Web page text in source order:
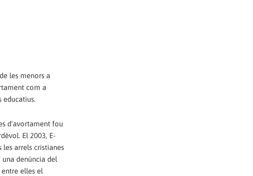
les menors a
com a
d'avortament fou
El 2003, E-
les arrels cristianes
denúncia del
elles el